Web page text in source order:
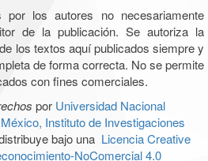
por los autores no necesariamente
de la publicación. Se autoriza la
los textos aquí publicados siempre y
de forma correcta. No se permite
con fines comerciales.
por Universidad Nacional
Instituto de Investigaciones
bajo una Licencia Creative
NoComercial 4.0